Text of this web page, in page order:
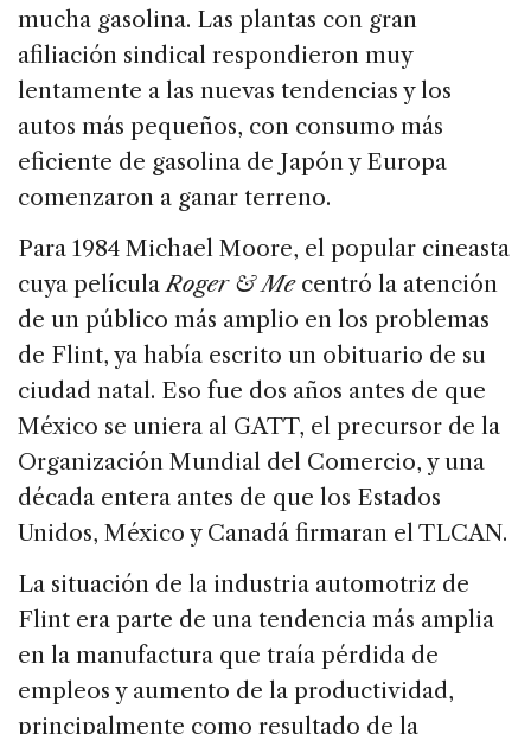
mucha gasolina. Las plantas con gran
afiliación sindical respondieron muy
lentamente a las nuevas tendencias y los
autos más pequeños, con consumo más
eficiente de gasolina de Japón y Europa
comenzaron a ganar terreno.
Para 1984 Michael Moore, el popular cineasta
cuya películaRoger & Mecentró la atención
de un público más amplio en los problemas
de Flint, ya había escrito un obituario de su
ciudad natal. Eso fue dos años antes de que
México se uniera al GATT, el precursor de la
Organización Mundial del Comercio, y una
década entera antes de que los Estados
Unidos, México y Canadá firmaran el TLCAN.
La situación de la industria automotriz de
Flint era parte de una tendencia más amplia
en la manufactura que traía pérdida de
empleos y aumento de la productividad,
principalmente como resultado de la